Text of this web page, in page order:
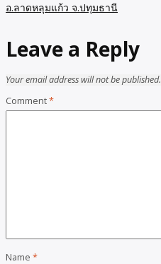
อ.ลาดหลุมแก้ว จ.ปทุมธานี
Leave a Reply
Your email address will not be published.
Comment*
Name *